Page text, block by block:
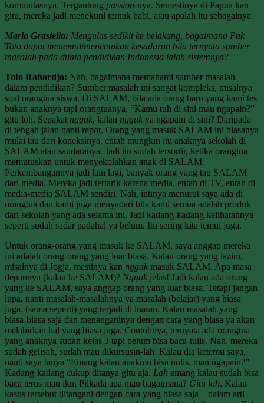
komunitasnya. Tergantung passion-nya. Semestinya di Papua kan
gitu, mereka jadi menekuni ternak babi, atau apalah itu sebagainya.
Maria Grasiella: Mengulas sedikit ke belakang, bagaimana Pak
Toto dapat menemui/menemukan kesadaran bila ternyata sumber
masalah pada dunia pendidikan Indonesia ialah sistemnya?
Toto Rahardjo: Nah, bagaimana memahami sumber masalah
dalam pendidikan? Sumber masalah ini sangat kompleks, misalnya
soal orangtua siswa. Di SALAM, bila ada orang baru yang kami tes
bukan anaknya tapi orangtuanya, “Kamu tuh di sini mau ngapain?”
gitu loh. Sepakat nggak, kalau nggak ya ngapain di sini? Daripada
di tengah jalan nanti repot. Orang yang masuk SALAM ini biasanya
mulai tau dari koneksinya, entah mungkin itu anaknya sekolah di
SALAM atau saudaranya. Jadi itu sudah tersortir, ketika orangtua
memutuskan untuk menyekolahkan anak di SALAM.
Perkembangannya jadi lain lagi, banyak orang yang tau SALAM
dari media. Mereka jadi tertarik karena media, entah di TV, entah di
media-media SALAM sendiri. Nah, intinya menurut saya ada di
orangtua dan kami juga menyadari bila kami semua adalah produk
dari sekolah yang ada selama ini. Jadi kadang-kadang kelihatannya
seperti sudah sadar padahal ya belum. Itu sering kita temui juga.
Untuk orang-orang yang masuk ke SALAM, saya anggap mereka
ini adalah orang-orang yang luar biasa. Kalau orang yang lazim,
misalnya di Jogja, mestinya kan nggak masuk SALAM. Apa masa
depannya (kalau ke SALAM)? Nggak jelas! Jadi kalau ada orang
yang ke SALAM, saya anggap orang yang luar biasa. Tetapi jangan
lupa, nanti masalah-masalahnya ya masalah (belajar) yang biasa
juga, (sama seperti) yang terjadi di luaran. Kalau masalah yang
biasa-biasa saja dan menanganinya dengan cara yang biasa ya akan
melahirkan hal yang biasa juga. Contohnya, ternyata ada orangtua
yang anaknya sudah kelas 3 tapi belum bisa baca-tulis. Nah, mereka
sudah gelisah, sudah mau dikursusin-lah. Kalau dia ketemu saya,
nanti saya tanya “Emang kalau anakmu bisa nulis, mau ngapain?”
Kadang-kadang cukup ditanya gitu aja. Lah emang kalau sudah bisa
baca terus mau ikut Pilkada apa mau bagaimana? Gitu loh. Kalau
kasus tersebut ditangani dengan cara yang biasa saja—dalam arti